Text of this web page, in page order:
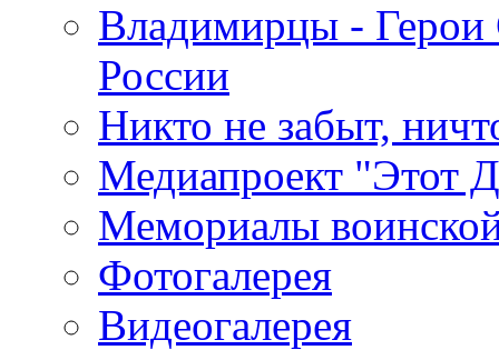
Владимирцы - Герои
России
Никто не забыт,
Медиапроект "Этот
Мемориалы
Фотогалерея
Видеогалерея